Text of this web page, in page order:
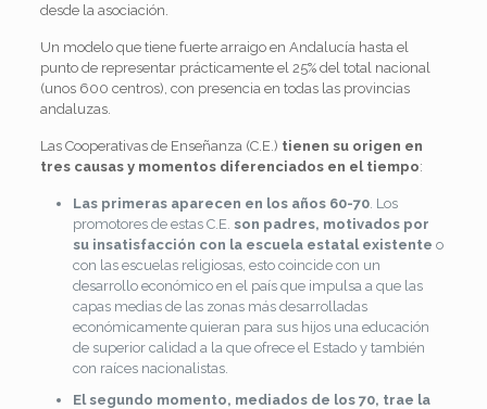
desde la asociación.
Un modelo que tiene fuerte arraigo en Andalucía hasta el
punto de representar prácticamente el 25% del total nacional
(unos 600 centros), con presencia en todas las provincias
andaluzas.
Las Cooperativas de Enseñanza (C.E.) tienen su origen en
tres causas y momentos diferenciados en el tiempo:
Las primeras aparecen en los años 60-70. Los
promotores de estas C.E. son padres, motivados por
su insatisfacción con la escuela estatal existente o
con las escuelas religiosas, esto coincide con un
desarrollo económico en el país que impulsa a que las
capas medias de las zonas más desarrolladas
económicamente quieran para sus hijos una educación
de superior calidad a la que ofrece el Estado y también
con raíces nacionalistas.
El segundo momento, mediados de los 70, trae la